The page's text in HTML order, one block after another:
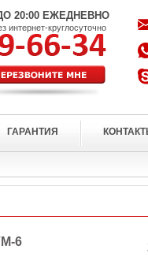
20:00 ЕЖЕДНЕВНО
интернет-круглосуточно
ГАРАНТИЯ
6